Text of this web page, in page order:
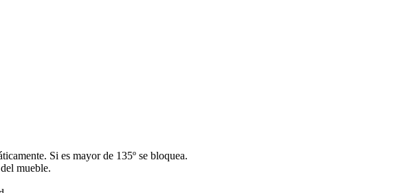
Si es mayor de 135º se bloquea.
mueble.